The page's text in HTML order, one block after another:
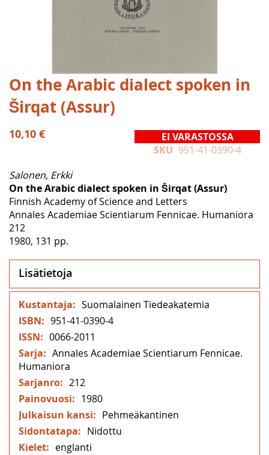
Skip
to
the
beginning
of
gallery
On the Arabic dialect spoken in
Širqat (Assur)
10,10 €
EI VARASTOSSA
SKU 951-41-0390-4
Salonen, Erkki
On the Arabic dialect spoken in Širqat (Assur)
Finnish Academy of Science and Letters
Annales Academiae Scientiarum Fennicae. Humaniora
212
1980, 131 pp.
Lisätietoja
Lisätietoja
Suomalainen Tiedeakatemia
951-41-0390-4
0066-2011
Annales Academiae Scientiarum Fennicae.
Humaniora
212
1980
Pehmeäkantinen
Nidottu
englanti